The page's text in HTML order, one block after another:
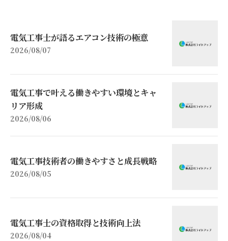
電気工事士が語るエアコン技術の極意
2026/08/07
電気工事で叶える働きやすい環境とキャ
リア形成
2026/08/06
電気工事技術者の働きやすさと成長戦略
2026/08/05
電気工事士の資格取得と技術向上法
2026/08/04